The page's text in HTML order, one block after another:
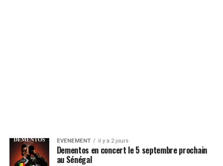
EVENEMENT il y a 2 jours
Dementos en concert le 5 septembre prochain
au Sénégal